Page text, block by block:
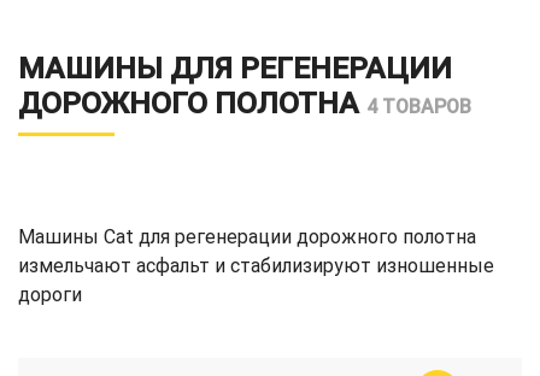
МАШИНЫ ДЛЯ РЕГЕНЕРАЦИИ
ДОРОЖНОГО ПОЛОТНА 4 ТОВАРОВ
Машины Cat для регенерации дорожного полотна
измельчают асфальт и стабилизируют изношенные
дороги